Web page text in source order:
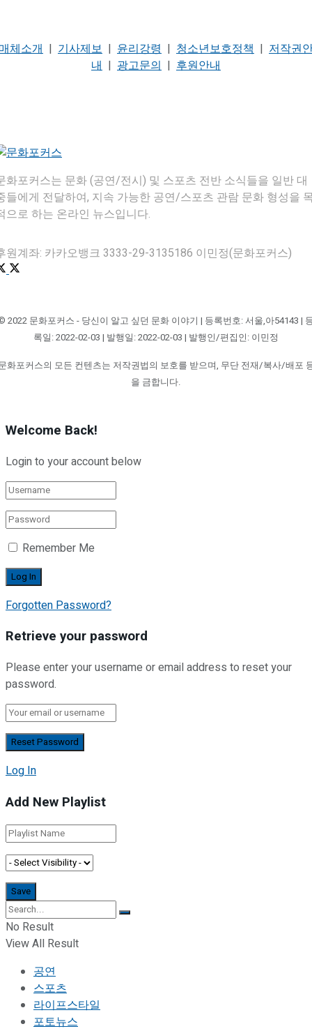
체소개 | 기사제보 | 윤리강령 | 청소년보호정책 | 저작권
내 | 광고문의 | 후원안내
화포커스는 문화 (공연/전시) 및 스포츠 전반 소식들을 일반 대
들에게 전달하여, 지속 가능한 공연/스포츠 관람 문화 형성을
으로 하는 온라인 뉴스입니다.
원계좌: 카카오뱅크 3333-29-3135186 이민정(문화포커스)
2022 문화포커스 - 당신이 알고 싶던 문화 이야기 | 등록번호: 서울,아54143 |
록일: 2022-02-03 | 발행일: 2022-02-03 | 발행인/편집인: 이민정
화포커스의 모든 컨텐츠는 저작권법의 보호를 받으며, 무단 전재/복사/배포
을 금합니다.
Welcome Back!
Login to your account below
Remember Me
Forgotten Password?
Retrieve your password
Please enter your username or email address to reset your
password.
Log In
Add New Playlist
No Result
View All Result
공연
스포츠
라이프스타일
포토뉴스